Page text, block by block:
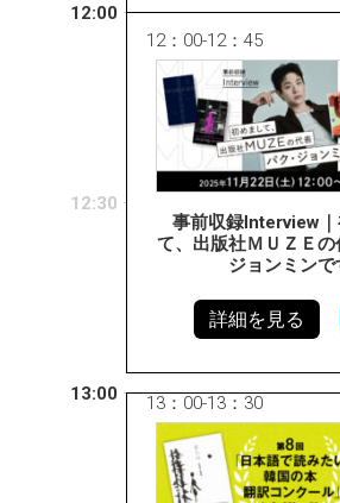
12:00
12：00-12：45
事前収録Interview
て、出版社ＭＵＺＥの
ジョンミンで
詳細を見る
12:30
13:00 13：00-13：30